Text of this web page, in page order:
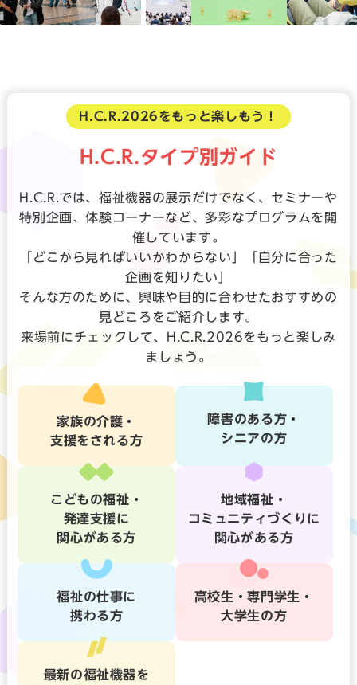
H.C.R.2026をもっと楽しもう！
H.C.R.タイプ別ガイド
H.C.R.では、福祉機器の展示だけでなく、セミナーや
特別企画、体験コーナーなど、多彩なプログラムを開
催しています。
「どこから見ればいいかわからない」「自分に合った
企画を知りたい」
そんな方のために、興味や目的に合わせたおすすめの
見どころをご紹介します。
来場前にチェックして、H.C.R.2026をもっと楽しみ
ましょう。
家族の介護・
支援をされる方
障害のある方・
シニアの方
こどもの福祉・
発達支援に
関心がある方
地域福祉・
コミュニティづくりに
関心がある方
福祉の仕事に
携わる方
高校生・専門学生・
大学生の方
最新の福祉機器を